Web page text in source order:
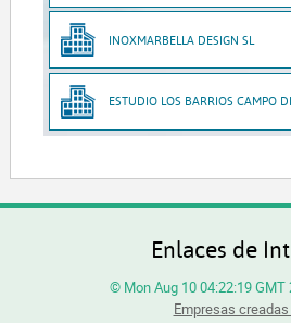
INOXMARBELLA DESIGN SL
ESTUDIO LOS BARRIOS CAMPO
Enlaces de
© Mon Aug 10 04:22:19
Empresas